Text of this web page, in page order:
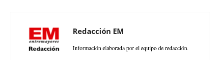
Redacción EM
Información elaborada por el equipo de redacción.